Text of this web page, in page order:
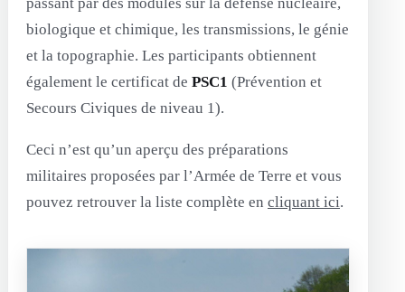
biologique et chimique, les transmissions, le génie
et la topographie. Les participants obtiennent
également le certificat de PSC1 (Prévention et
Secours Civiques de niveau 1).
Ceci n’est qu’un aperçu des préparations
militaires proposées par l’Armée de Terre et vous
pouvez retrouver la liste complète en cliquant ici.